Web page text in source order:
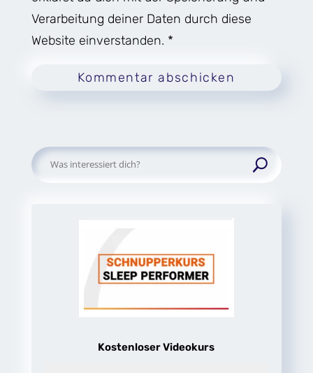
Verarbeitung deiner Daten durch diese
Website einverstanden. *
Kommentar abschicken
Suchen
Kostenloser Videokurs